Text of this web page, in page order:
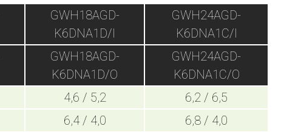
GWH18AGD-
K6DNA1D/I
GWH24AGD-
K6DNA1C/I
GWH18AGD-
K6DNA1D/O
GWH24AGD-
K6DNA1C/O
4,6 / 5,2
6,2 / 6,5
6,4 / 4,0
6,8 / 4,0